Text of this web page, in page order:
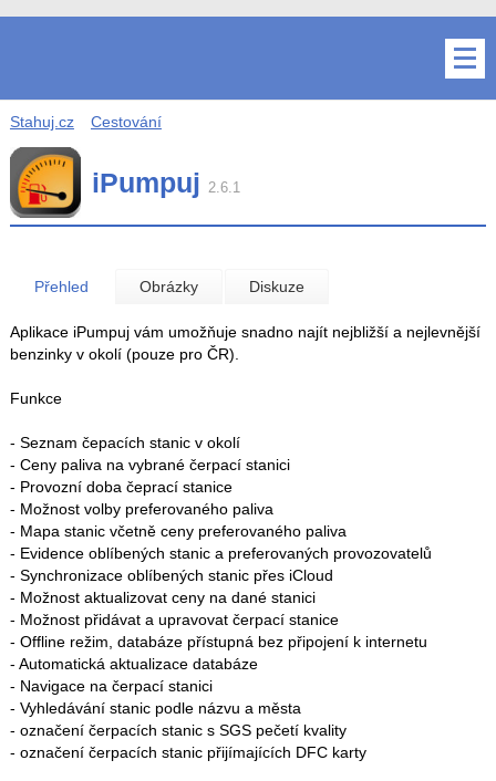
Stahuj.cz Cestování
iPumpuj 2.6.1
Přehled Obrázky Diskuze
Aplikace iPumpuj vám umožňuje snadno najít nejbližší a nejlevnější
benzinky v okolí (pouze pro ČR).
Funkce
- Seznam čepacích stanic v okolí
- Ceny paliva na vybrané čerpací stanici
- Provozní doba čeprací stanice
- Možnost volby preferovaného paliva
- Mapa stanic včetně ceny preferovaného paliva
- Evidence oblíbených stanic a preferovaných provozovatelů
- Synchronizace oblíbených stanic přes iCloud
- Možnost aktualizovat ceny na dané stanici
- Možnost přidávat a upravovat čerpací stanice
- Offline režim, databáze přístupná bez připojení k internetu
- Automatická aktualizace databáze
- Navigace na čerpací stanici
- Vyhledávání stanic podle názvu a města
- označení čerpacích stanic s SGS pečetí kvality
- označení čerpacích stanic přijímajících DFC karty